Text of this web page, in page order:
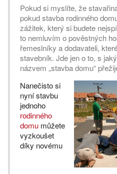
Pokud si myslíte, že
pokud stavba rodinného
zážitek, který si budete
to nemluvím o pověstných
řemeslníky a dodavateli,
stavebník. Jde jen o to, s
názvem „stavba domu“
Nanečisto si
nyní stavbu
jednoho
rodinného
domu můžete
vyzkoušet
díky novému